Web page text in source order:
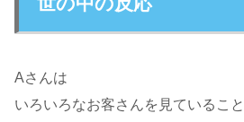
Aさんは
いろいろなお客さんを見ていること